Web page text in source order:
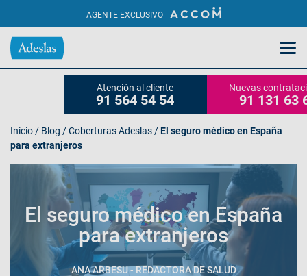
AGENTE EXCLUSIVO
Atención al cliente
91 564 54 54
Nuevas
91 131 63
Inicio / Blog /Coberturas Adeslas /El seguro médico en España
para extranjeros
El seguro médico en España
para extranjeros
ANA ARBESU - REDACTORA DE SALUD